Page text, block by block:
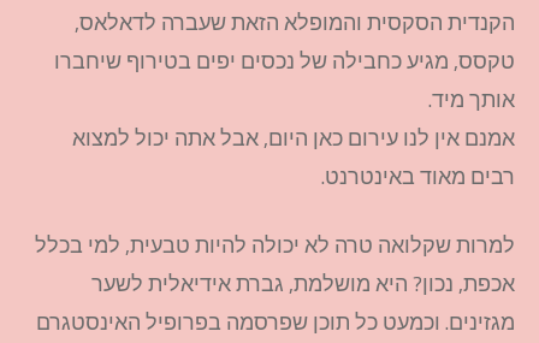
הקנדית הסקסית והמופלא הזאת שעברה לדאלאס,
טקסס, מגיע כחבילה של נכסים יפים בטירוף שיחברו
אותך מיד.
אמנם אין לנו עירום כאן היום, אבל אתה יכול למצוא
רבים מאוד באינטרנט.
למרות שקלואה טרה לא יכולה להיות טבעית, למי בכלל
אכפת, נכון? היא מושלמת, גברת אידיאלית לשער
מגזינים. וכמעט כל תוכן שפרסמה בפרופיל האינסטגרם